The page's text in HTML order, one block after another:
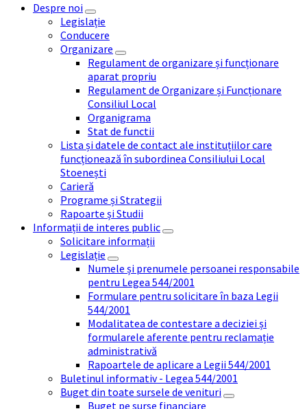
Despre noi
Legislație
Conducere
Organizare
Regulament de organizare și funcționare
aparat propriu
Regulament de Organizare și Funcționare
Consiliul Local
Organigrama
Stat de functii
Lista și datele de contact ale instituțiilor care
funcționează în subordinea Consiliului Local
Stoenești
Carieră
Programe și Strategii
Rapoarte și Studii
Informații de interes public
Solicitare informații
Legislație
Numele și prenumele persoanei responsabile
pentru Legea 544/2001
Formulare pentru solicitare în baza Legii
544/2001
Modalitatea de contestare a deciziei și
formularele aferente pentru reclamație
administrativă
Rapoartele de aplicare a Legii 544/2001
Buletinul informativ - Legea 544/2001
Buget din toate sursele de venituri
Buget pe surse financiare